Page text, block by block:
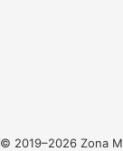
© 2019–2026 Zona